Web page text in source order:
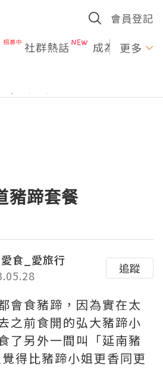
會員登記
社群熱話 成為U更多
豬蹄套餐
食_愛旅行
追蹤
會食豬蹄，因為實在太
之前食開的弘大豬蹄小
了另外一間叫「延南豬
得比豬蹄小姐更香同更